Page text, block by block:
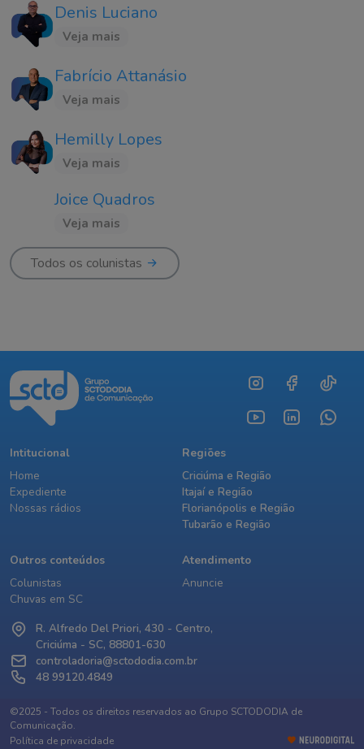
Denis Luciano
Veja mais
Fabrício Attanásio
Veja mais
Hemilly Lopes
Veja mais
Joice Quadros
Veja mais
Todos os colunistas
Intitucional
Home
Expediente
Nossas rádios
Regiões
Criciúma e Região
Itajaí e Região
Florianópolis e Região
Tubarão e Região
Outros conteúdos
Colunistas
Chuvas em SC
Atendimento
Anuncie
R. Alfredo Del Priori, 430 - Centro,
Criciúma - SC, 88801-630
controladoria@sctododia.com.br
48 99120.4849
©2025 - Todos os direitos reservados ao Grupo SCTODODIA de
Comunicação.
Política de privacidade